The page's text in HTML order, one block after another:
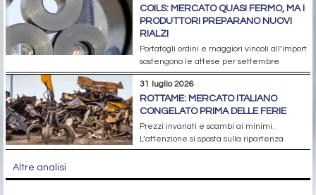
COILS: MERCATO QUASI FERMO, MA I
PRODUTTORI PREPARANO NUOVI
RIALZI
Portafogli ordini e maggiori vincoli all’import
sostengono le attese per settembre
31 luglio 2026
ROTTAME: MERCATO ITALIANO
CONGELATO PRIMA DELLE FERIE
Prezzi invariati e scambi ai minimi.
L’attenzione si sposta sulla ripartenza
Altre analisi